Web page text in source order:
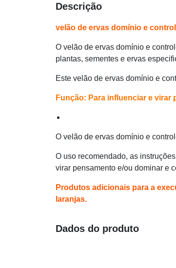
Descrição
velão de ervas domínio e
O velão de ervas domínio e
plantas, sementes e ervas
Este velão de ervas domínio e
Função: Para influenciar e
O velão de ervas domínio e
O uso recomendado, as
virar pensamento e/ou dominar e
Produtos adicionais para a
laranjas.
Dados do produto